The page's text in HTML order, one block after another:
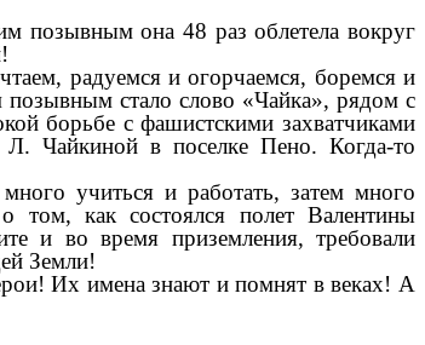
позывным она 48 раз облетела вокруг
радуемся и огорчаемся, боремся и
стало слово «Чайка», рядом с
борьбе с фашистскими захватчиками
Чайкиной в поселке Пено. Когда-то
учиться и работать, затем много
том, как состоялся полет Валентины
и во время приземления, требовали
Земли!
Их имена знают и помнят в веках! А